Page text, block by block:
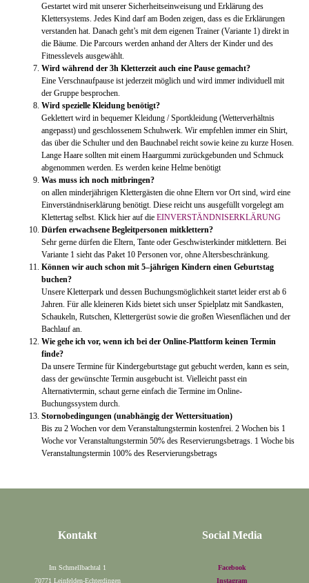
Gestartet wird mit unserer Sicherheitseinweisung und Erklärung des
Klettersystems. Jedes Kind darf am Boden zeigen, dass es die Erklärungen
verstanden hat. Danach geht’s mit dem eigenen Trainer (Variante 1) direkt in
die Bäume. Die Parcours werden anhand der Alters der Kinder und des
Fitnesslevels ausgewählt.
Wird während der 3h Kletterzeit auch eine Pause gemacht?
Eine Verschnaufpause ist jederzeit möglich und wird immer individuell mit
der Gruppe besprochen.
Wird spezielle Kleidung benötigt?
Geklettert wird in bequemer Kleidung / Sportkleidung (Wetterverhältnis
angepasst) und geschlossenem Schuhwerk. Wir empfehlen immer ein Shirt,
das über die Schulter und den Bauchnabel reicht sowie keine zu kurze Hosen.
Lange Haare sollten mit einem Haargummi zurückgebunden und Schmuck
abgenommen werden. Es werden keine Helme benötigt
Was muss ich noch mitbringen?
on allen minderjährigen Klettergästen die ohne Eltern vor Ort sind, wird eine
Einverständniserklärung benötigt. Diese reicht uns ausgefüllt vorgelegt am
Klettertag selbst. Klick hier auf die EINVERSTÄNDNISERKLÄRUNG
Dürfen erwachsene Begleitpersonen mitklettern?
Sehr gerne dürfen die Eltern, Tante oder Geschwisterkinder mitklettern. Bei
Variante 1 sieht das Paket 10 Personen vor, ohne Altersbeschränkung.
Können wir auch schon mit 5–jährigen Kindern einen Geburtstag
buchen?
Unsere Kletterpark und dessen Buchungsmöglichkeit startet leider erst ab 6
Jahren. Für alle kleineren Kids bietet sich unser Spielplatz mit Sandkasten,
Schaukeln, Rutschen, Klettergerüst sowie die großen Wiesenflächen und der
Bachlauf an.
Wie gehe ich vor, wenn ich bei der Online-Plattform keinen Termin
finde?
Da unsere Termine für Kindergeburtstage gut gebucht werden, kann es sein,
dass der gewünschte Termin ausgebucht ist. Vielleicht passt ein
Alternativtermin, schaut gerne einfach die Termine im Online-
Buchungssystem durch.
Stornobedingungen (unabhängig der Wettersituation)
Bis zu 2 Wochen vor dem Veranstaltungstermin kostenfrei. 2 Wochen bis 1
Woche vor Veranstaltungstermin 50% des Reservierungsbetrags. 1 Woche bis
Veranstaltungstermin 100% des Reservierungsbetrags
Kontakt
Im Schmellbachtal 1
70771 Leinfelden-Echterdingen
Social Media
Facebook
Instagram